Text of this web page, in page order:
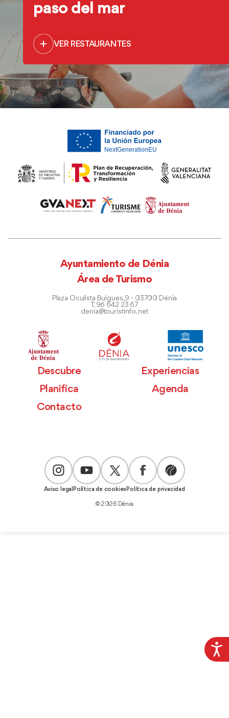
paso del mar
VER RESTAURANTES
Ayuntamiento de Dénia
Área de Turismo
Plaza Oculista Buigues, 9 - 03700 Dénia
T. 96 642 23 67
denia@touristinfo.net
Descubre
Experiencias
Planifica
Agenda
Contacto
Aviso legal Política de cookies Política de privacidad
© 2026 Dénia